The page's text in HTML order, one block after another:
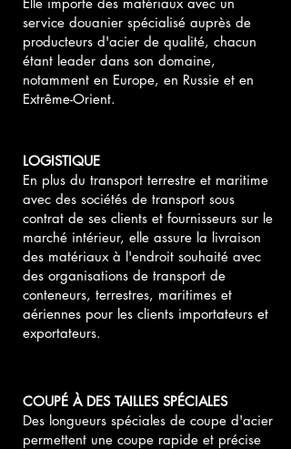
service douanier spécialisé auprès de
producteurs d'acier de qualité, chacun
étant leader dans son domaine,
notamment en Europe, en Russie et en
Extrême-Orient.
LOGISTIQUE
En plus du transport terrestre et maritime
avec des sociétés de transport sous
contrat de ses clients et fournisseurs sur le
marché intérieur, elle assure la livraison
des matériaux à l'endroit souhaité avec
des organisations de transport de
conteneurs, terrestres, maritimes et
aériennes pour les clients importateurs et
exportateurs.
COUPÉ À DES TAILLES SPÉCIALES
Des longueurs spéciales de coupe d'acier
permettent une coupe rapide et précise